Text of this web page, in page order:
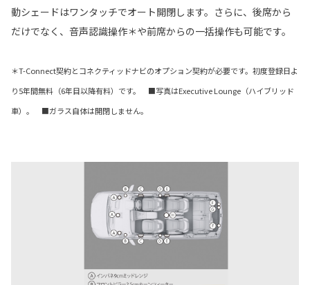
動シェードはワンタッチでオート開閉します。さらに、後席から
だけでなく、音声認識操作＊や前席からの一括操作も可能です。
＊T-Connect契約とコネクティッドナビのオプション契約が必要です。初度登録日よ
り5年間無料（6年目以降有料）です。 ■写真はExecutive Lounge（ハイブリッド
車）。 ■ガラス自体は開閉しません。